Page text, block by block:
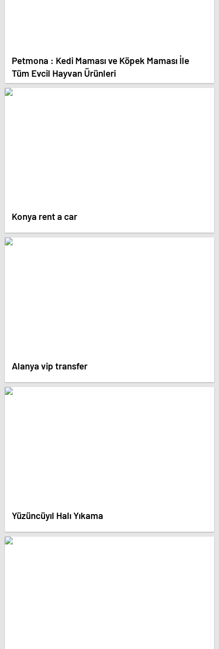
Petmona : Kedi Maması ve Köpek Maması İle
Tüm Evcil Hayvan Ürünleri
Konya rent a car
Alanya vip transfer
Yüzüncüyıl Halı Yıkama